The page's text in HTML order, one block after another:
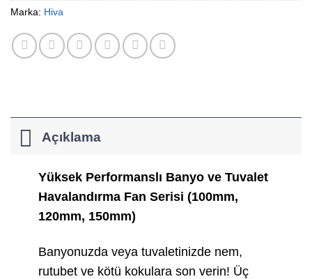
Marka: Hiva
Açıklama
Yüksek Performanslı Banyo ve Tuvalet
Havalandırma Fan Serisi (100mm,
120mm, 150mm)
Banyonuzda veya tuvaletinizde nem,
rutubet ve kötü kokulara son verin! Üç